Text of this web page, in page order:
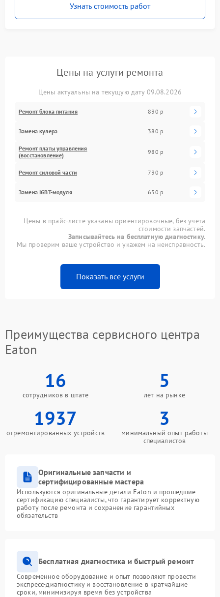
Узнать стоимость работ
Цены на услуги ремонта
Цены актуальны на текущую дату 09.08.2026
Ремонт блока питания 830 р
Замена кулера 380 р
Ремонт платы управления
(восстановление)
980 р
Ремонт силовой части 730 р
Замена IGBT-модуля 630 р
Цены в прайс-листе указаны ориентировочные, без учета
стоимости запчастей.
Записывайтесь на бесплатную диагностику.
Мы проверим ваше устройство и укажем на неисправность.
Показать все услуги
Преимущества сервисного центра
Eaton
16
сотрудников в штате
5
лет на рынке
1937
отремонтированных устройств
3
минимальный опыт работы
специалистов
Оригинальные запчасти и
сертифицированные мастера
Используются оригинальные детали Eaton и прошедшие
сертификацию специалисты, что гарантирует корректную
работу после ремонта и сохранение гарантийных
обязательств
Бесплатная диагностика и быстрый ремонт
Современное оборудование и опыт позволяют провести
экспресс-диагностику и восстановление в кратчайшие
сроки, минимизируя время без устройства